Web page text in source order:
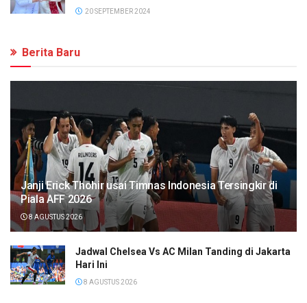
20 SEPTEMBER 2024
Berita Baru
Janji Erick Thohir usai Timnas Indonesia Tersingkir di
Piala AFF 2026
8 AGUSTUS 2026
Jadwal Chelsea Vs AC Milan Tanding di Jakarta
Hari Ini
8 AGUSTUS 2026